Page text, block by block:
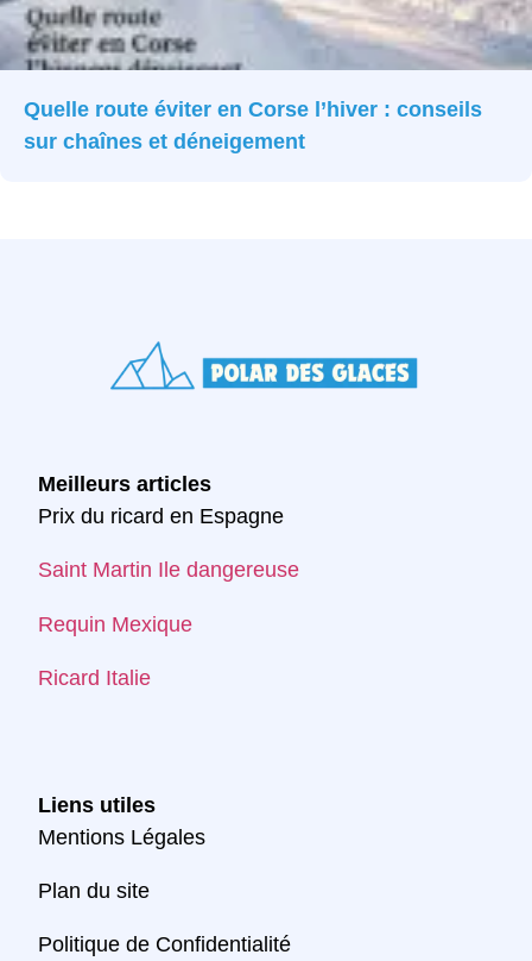
Quelle route éviter en Corse l’hiver : conseils
sur chaînes et déneigement
Meilleurs articles
Prix du ricard en Espagne
Saint Martin Ile dangereuse
Requin Mexique
Ricard Italie
Liens utiles
Mentions Légales
Plan du site
Politique de Confidentialité